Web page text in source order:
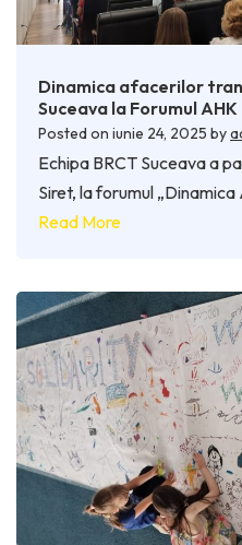
Dinamica afacerilor
Suceava la Forumul
Posted on iunie 24, 2025 by
Echipa BRCT Suceava a
Siret, la forumul
Read More